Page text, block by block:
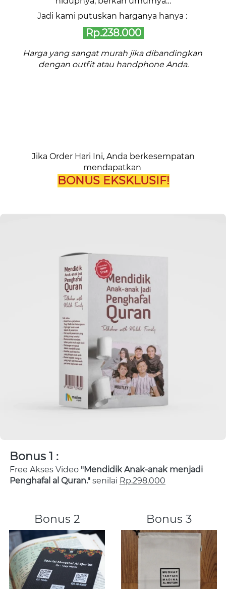
Jadi kami putuskan harganya hanya :
Rp.238.000
Harga yang sangat murah jika dibandingkan
dengan outfit atau handphone Anda.
Jika Order Hari Ini, Anda berkesempatan
mendapatkan
BONUS EKSKLUSIF!
Bonus 1 :
Free Akses Video "Mendidik Anak-anak menjadi
Penghafal al Quran." senilai Rp.298.000
Bonus 2 Bonus 3